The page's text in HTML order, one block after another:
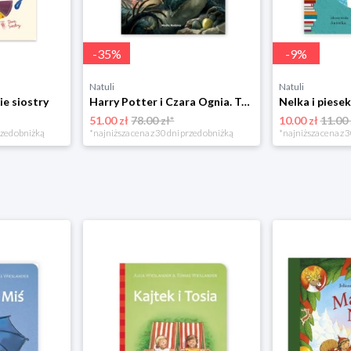
siostry
obniżką
-35%
Natuli
Harry Potter i Czara Ognia. Tom 4 Media rodzina
51.00 zł78.00 zł*
*najniższa cena z 30 dni przed obniżką
-9%
Natuli
10.00 zł11.00
*najniższa cena z